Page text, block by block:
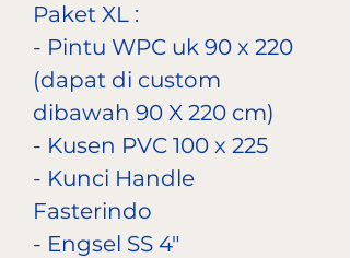
Paket XL :
- Pintu WPC uk 90 x 220
(dapat di custom
dibawah 90 X 220 cm)
- Kusen PVC 100 x 225
- Kunci Handle
Fasterindo
- Engsel SS 4"